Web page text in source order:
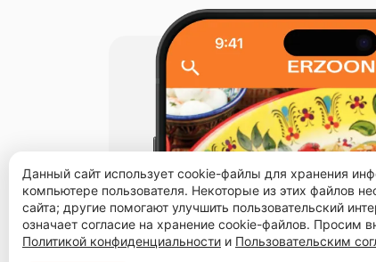
Данный сайт использует cookie-файлы для хранения
компьютере пользователя. Некоторые из этих файлов
сайта; другие помогают улучшить пользовательский
означает согласие на хранение cookie-файлов. Просим
Политикой конфиденциальности и Пользовательским